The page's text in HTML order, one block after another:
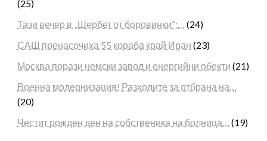
(25)
Тази вечер в „Шербет от боровинки“:… (24)
САЩ пренасочиха 55 кораба край Иран (23)
Москва порази немски завод и енергийни обекти (21)
Военна модернизация! Разходите за отбрана на…
(20)
Честит рожден ден на собственика на болница… (19)